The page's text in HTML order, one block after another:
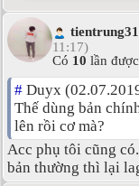
tientrung31
11:17)
Có 10 lần
# Duyx
Thế dùng bản
lên rồi cơ mà?
Acc phụ tôi cũng
bản thường thì lại